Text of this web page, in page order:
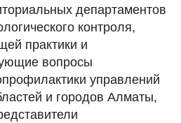
департаментов
контроля,
практики и
вопросы
управлений
и городов Алматы,